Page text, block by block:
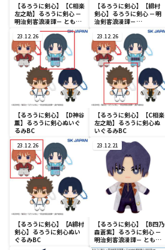
【るろうに剣心】【C相楽
左之助】るろうに剣心 －
明治剣客浪漫譚－ ともぬ
【るろうに剣心】【緋村
剣心】るろうに剣心 －明
治剣客浪漫譚－
VIBRATION STARS-緋村
剣心-
23.12.26
【るろうに剣心】【D神谷
薫】るろうに剣心ぬいぐ
るみBC
23.12.26
【るろうに剣心】【C相楽
左之助】るろうに剣心ぬ
いぐるみBC
23.12.26
【るろうに剣心】【A緋村
剣心】るろうに剣心ぬい
ぐるみBC
23.12.21
【るろうに剣心】【B四乃
森蒼紫】るろうに剣心 －
明治剣客浪漫譚－ ともぬ
いvol.2